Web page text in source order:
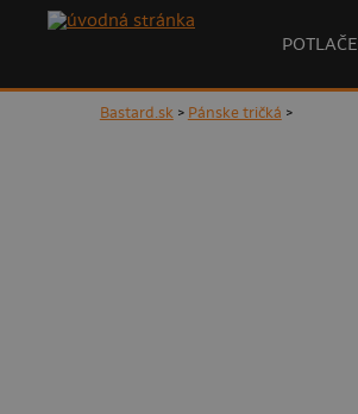
POTLAČE
Bastard.sk> Pánske tričká >